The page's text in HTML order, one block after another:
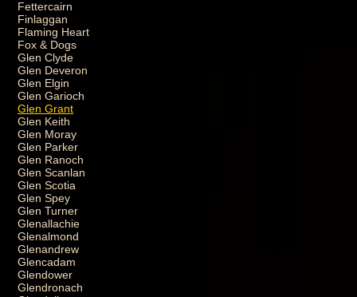
Fettercairn
Finlaggan
Flaming Heart
Fox & Dogs
Glen Clyde
Glen Deveron
Glen Elgin
Glen Garioch
Glen Grant
Glen Keith
Glen Moray
Glen Parker
Glen Ranoch
Glen Scanlan
Glen Scotia
Glen Spey
Glen Turner
Glenallachie
Glenalmond
Glenandrew
Glencadam
Glendower
Glendronach